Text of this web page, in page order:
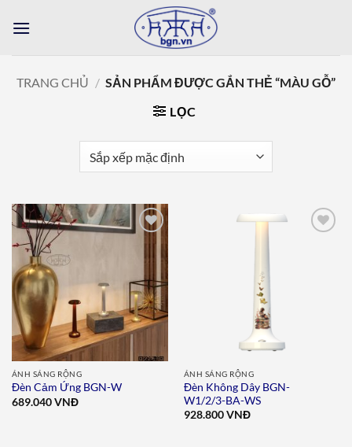
qua
TRANG CHỦ / SẢN PHẨM ĐƯỢC GẮN THẺ “MÀU GỖ”
LỌC
ÁNH SÁNG RỘNG
Đèn Cảm Ứng BGN-W
689.040VNĐ
ÁNH SÁNG RỘNG
Đèn Không Dây BGN-
W1/2/3-BA-WS
928.800VNĐ